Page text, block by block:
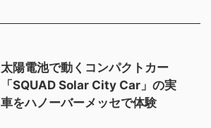
太陽電池で動くコンパクトカー
「SQUAD Solar City Car」の実
車をハノーバーメッセで体験